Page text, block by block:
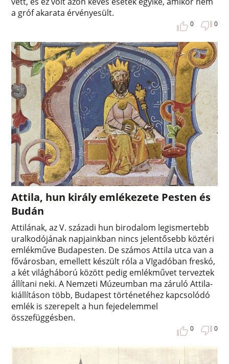
a gróf akarata érvényesült.
0 0
Attila, hun király emlékezete Pesten és
Budán
Attilának, az V. századi hun birodalom legismertebb
uralkodójának napjainkban nincs jelentősebb köztéri
emlékműve Budapesten. De számos Attila utca van a
fővárosban, emellett készült róla a VIgadóban freskó,
a két világháború között pedig emlékművet terveztek
állítani neki. A Nemzeti Múzeumban ma záruló Attila-
kiállításon több, Budapest történetéhez kapcsolódó
emlék is szerepelt a hun fejedelemmel
összefüggésben.
0 0